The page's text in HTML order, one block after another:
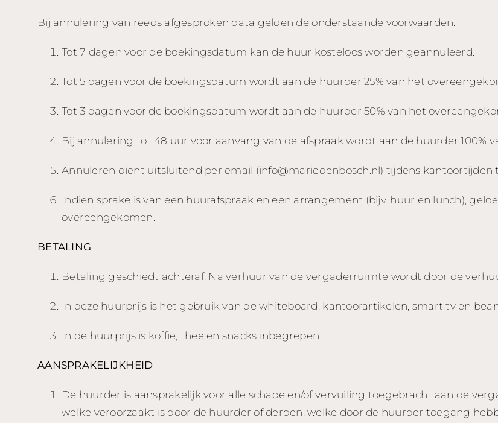
Bij annulering van reeds afgesproken data gelden de onderstaande voorwaarden.
Tot 7 dagen voor de boekingsdatum kan de huur kosteloos worden geannuleerd.
Tot 5 dagen voor de boekingsdatum wordt aan de huurder 25% van het
Tot 3 dagen voor de boekingsdatum wordt aan de huurder 50% van het
Bij annulering tot 48 uur voor aanvang van de afspraak wordt aan de huurder
Annuleren dient uitsluitend per email (info@mariedenbosch.nl) tijdens kantoortijden
Indien sprake is van een huurafspraak en een arrangement (bijv. huur en lunch),
overeengekomen.
BETALING
Betaling geschiedt achteraf. Na verhuur van de vergaderruimte wordt door de
In deze huurprijs is het gebruik van de whiteboard, kantoorartikelen, smart tv en
In de huurprijs is koffie, thee en snacks inbegrepen.​
AANSPRAKELIJKHEID
De huurder is aansprakelijk voor alle schade en/of vervuiling toegebracht aan de
welke veroorzaakt is door de huurder of derden, welke door de huurder toegang